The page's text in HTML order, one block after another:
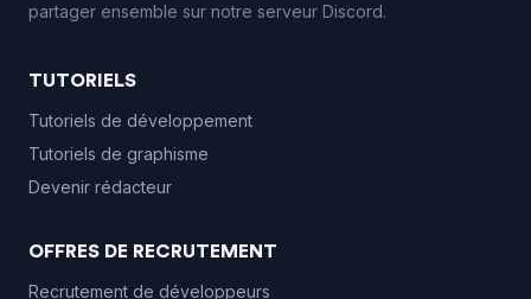
partager ensemble sur notre serveur Discord.
TUTORIELS
Tutoriels de développement
Tutoriels de graphisme
Devenir rédacteur
OFFRES DE RECRUTEMENT
Recrutement de développeurs